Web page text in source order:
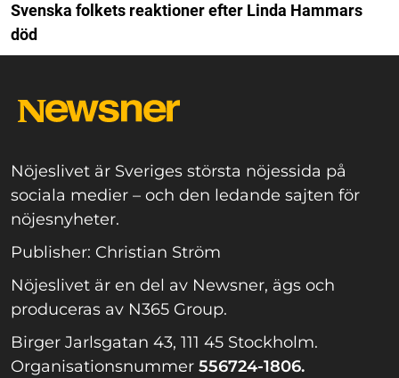
Svenska folkets reaktioner efter Linda Hammars
död
Nöjeslivet är Sveriges största nöjessida på
sociala medier – och den ledande sajten för
nöjesnyheter.
Publisher: Christian Ström
Nöjeslivet är en del av Newsner, ägs och
produceras av N365 Group.
Birger Jarlsgatan 43, 111 45 Stockholm.
Organisationsnummer 556724-1806.